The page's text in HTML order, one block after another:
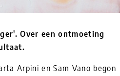
Over een ontmoeting
Arpini en Sam Vano begon